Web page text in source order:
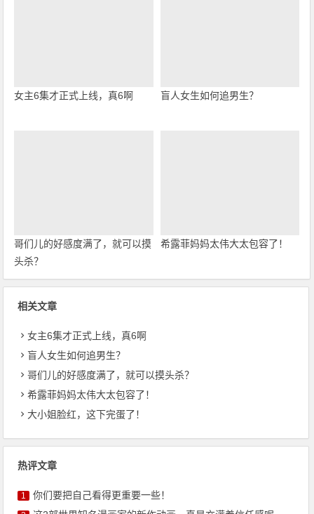
女主6集才正式上线，真6啊 盲人女生如何追男生？
哥们儿的好感度满了，就可以摸
头杀？
希露菲妈妈太伟大太包容了！
相关文章
女主6集才正式上线，真6啊
盲人女生如何追男生？
哥们儿的好感度满了，就可以摸头杀？
希露菲妈妈太伟大太包容了！
大小姐脸红，这下完蛋了！
热评文章
1 你们要把自己看得更重要一些！